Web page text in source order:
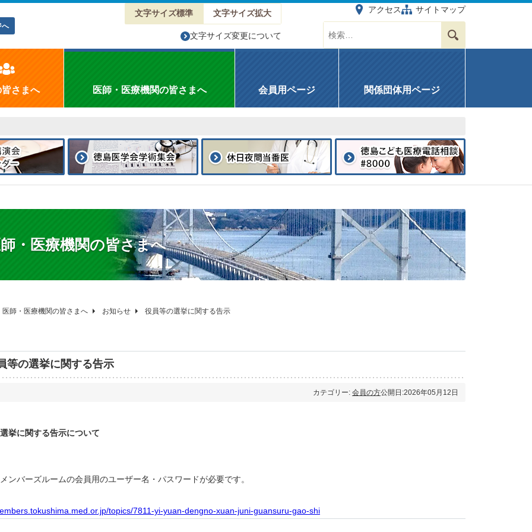
へ
文字サイズ標準 文字サイズ拡大
文字サイズ変更について
アクセス
サイトマップ
さまへ 医師・医療機関の皆さまへ 会員用ページ 関係団体用ページ
・医療機関の皆さまへ
医師・医療機関の皆さまへ お知らせ 役員等の選挙に関する告示
等の選挙に関する告示
カテゴリー: 会員の方公開日:2026年05月12日
挙に関する告示について
ンバーズルームの会員用のユーザー名・パスワードが必要です。
topics/7811-yi-yuan-dengno-xuan-juni-guansuru-gao-shi